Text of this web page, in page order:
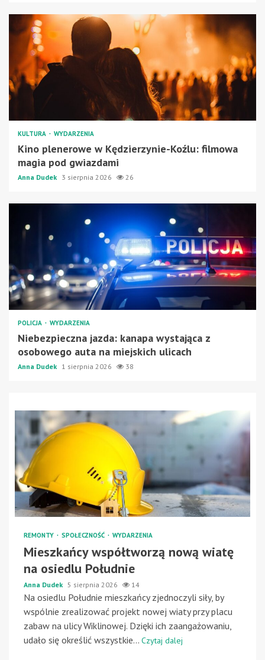
KULTURA WYDARZENIA
Kino plenerowe w Kędzierzynie-Koźlu: filmowa
magia pod gwiazdami
Anna Dudek 3 sierpnia 2026 26
POLICJA WYDARZENIA
Niebezpieczna jazda: kanapa wystająca z
osobowego auta na miejskich ulicach
Anna Dudek 1 sierpnia 2026 38
REMONTY SPOŁECZNOŚĆ WYDARZENIA
Mieszkańcy współtworzą nową wiatę
na osiedlu Południe
Anna Dudek 5 sierpnia 2026 14
Na osiedlu Południe mieszkańcy zjednoczyli siły, by
wspólnie zrealizować projekt nowej wiaty przy placu
zabaw na ulicy Wiklinowej. Dzięki ich zaangażowaniu,
udało się określić wszystkie... Czytaj dalej